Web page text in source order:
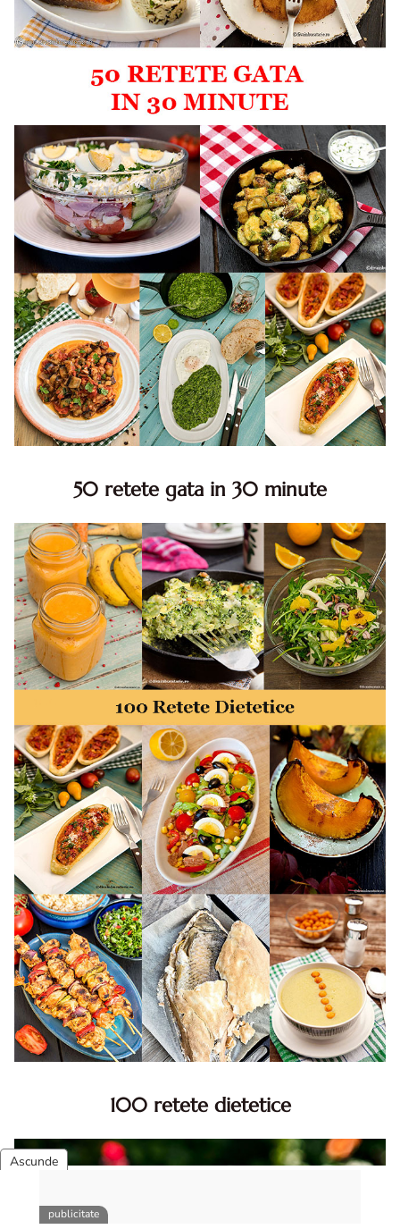
50 retete gata in 30 minute
minute. Retete rapide. Retete rapide de mancare. Idei
retete mancare rapid
100 retete dietetice
dietetice. Idei retete dietetice. 100 Retete mancare
pentru dieta.